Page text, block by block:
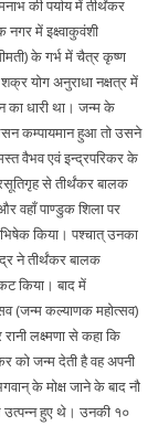
की पर्याय में तीर्थंकर
नगर में इक्ष्वाकुवंशी
के गर्भ में चैत्र कृष्ण
योग अनुराधा नक्षत्र में
का धारी था। जन्म के
कम्पायमान हुआ तो उसने
वैभव एवं इन्द्रपरिकर के
से तीर्थंकर बालक
वहाँ पाण्डुक शिला पर
किया। पश्चात् उनका
ने तीर्थंकर बालक
किया। बाद में
(जन्म कल्याणक महोत्सव)
लक्ष्मणा से कहा कि
को जन्म देती है वह अपनी
के मोक्ष जाने के बाद नौ
उत्पन्न हुए थे। उनकी १०